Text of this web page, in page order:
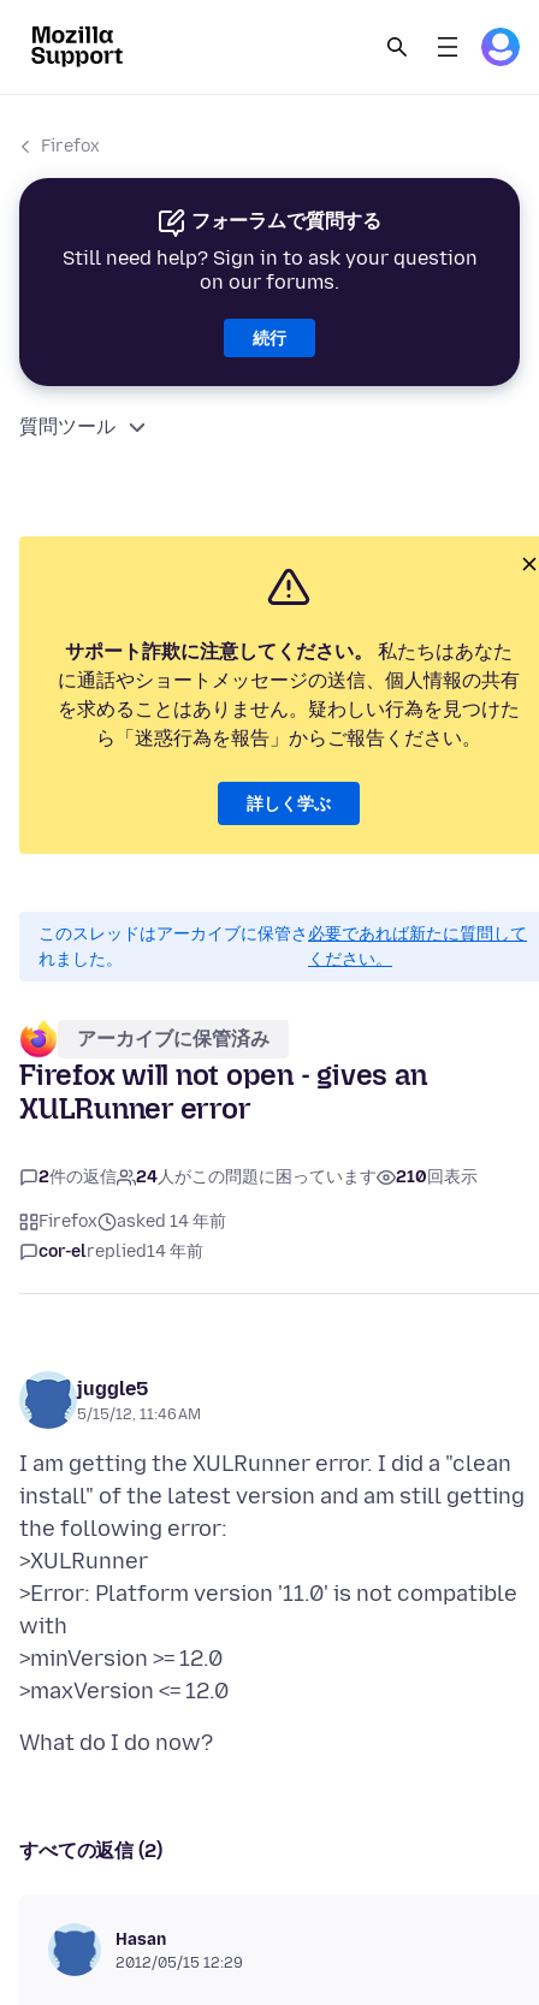
Firefox
フォーラムで質問する
Still need help? Sign in to ask your question
on our forums.
続行
質問ツール
サポート詐欺に注意してください。
私たちはあなた
に通話やショートメッセージの送信、個人情報の共有
を求めることはありません。疑わしい行為を見つけた
ら「迷惑行為を報告」からご報告ください。
詳しく学ぶ
このスレッドはアーカイブに保管さ
れました。
必要であれば新たに質問して
ください。
アーカイブに保管済み
Firefox will not open - gives an
XULRunner error
2件の返信 24人がこの問題に困っています 210回表示
Firefox
asked 14 年前
cor-elreplied14 年前
juggle5
5/15/12, 11:46 AM
I am getting the XULRunner error. I did a "clean
install" of the latest version and am still getting
the following error:
>XULRunner
>Error: Platform version '11.0' is not compatible
with
>minVersion >= 12.0
すべての返信 (2)
Hasan
2012/05/15 12:29